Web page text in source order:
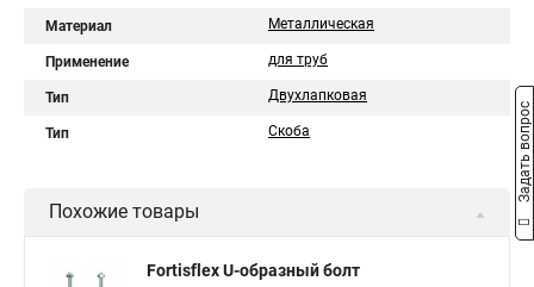
Материал Металлическая
Применение для труб
Тип Двухлапковая
Тип Скоба
Похожие товары
Fortisflex U-образный болт
Задать вопрос